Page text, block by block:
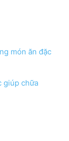
món ăn đặc
giúp chữa